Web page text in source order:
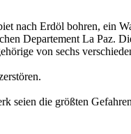
nach Erdöl bohren, ein
Departement La Paz.
von sechs
seien die größten